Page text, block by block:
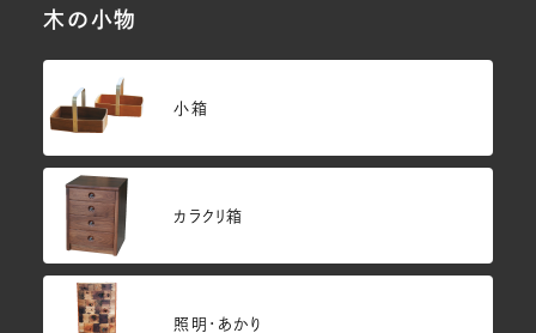
木の小物
小箱
カラクリ箱
照明・あかり